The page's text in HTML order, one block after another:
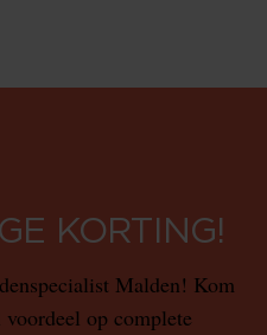
KORTING!
Malden! Kom
op complete